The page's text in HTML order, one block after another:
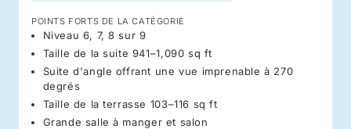
POINTS FORTS DE LA CATÉGORIE
Niveau 6, 7, 8 sur 9
Taille de la suite 941–1,090 sq ft
Suite d'angle offrant une vue imprenable à 270
degrés
Taille de la terrasse 103–116 sq ft
Grande salle à manger et salon